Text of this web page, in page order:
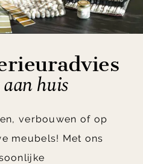
huis
verbouwen of op
meubels! Met ons